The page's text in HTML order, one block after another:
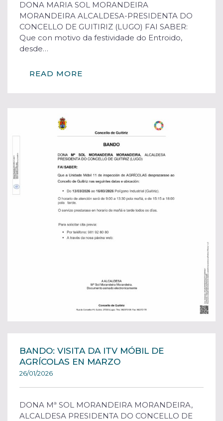
DONA MARIA SOL MORANDEIRA
MORANDEIRA ALCALDESA-PRESIDENTA DO
CONCELLO DE GUITIRIZ (LUGO) FAI SABER:
Que con motivo da festividade do Entroido,
desde…
READ MORE
BANDO: VISITA DA ITV MÓBIL DE
AGRÍCOLAS EN MARZO
26/01/2026
DONA Mª SOL MORANDEIRA MORANDEIRA,
ALCALDESA PRESIDENTA DO CONCELLO DE